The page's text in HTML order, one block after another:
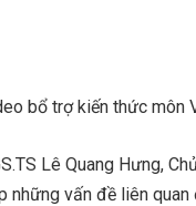
bổ trợ kiến thức môn
Lê Quang Hưng,
những vấn đề liên